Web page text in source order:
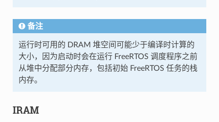
备注
运行时可用的 DRAM 堆空间可能少于编译时计算的
大小，因为启动时会在运行 FreeRTOS 调度程序之前
从堆中分配部分内存，包括初始 FreeRTOS 任务的栈
内存。
IRAM